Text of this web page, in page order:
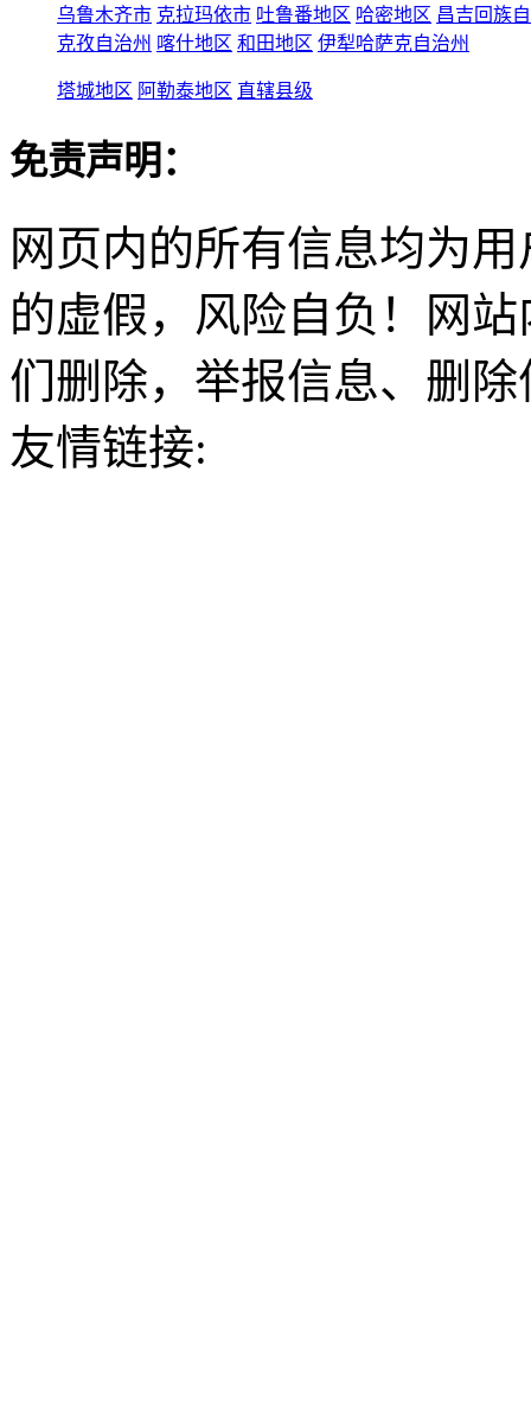
乌鲁木齐市 克拉玛依市 吐鲁番地区 哈密地区 昌吉回族
克孜自治州 喀什地区 和田地区 伊犁哈萨克自治州
塔城地区 阿勒泰地区 直辖县级
免责声明：
网页内的所有信息均为
的虚假，风险自负！网
们删除，举报信息、删
友情链接: